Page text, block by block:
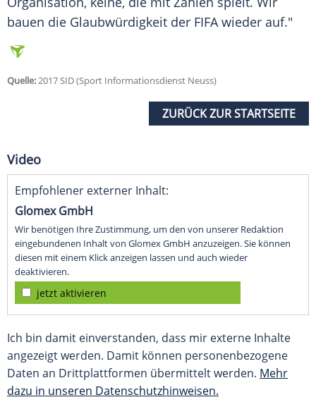
bauen die Glaubwürdigkeit der FIFAwieder auf."
Quelle:2017 SID (Sport Informationsdienst Neuss)
ZURÜCK ZUR STARTSEITE
Video
Empfohlener externer Inhalt:
Glomex GmbH
Wir benötigen Ihre Zustimmung, um den von unserer Redaktion
eingebundenen Inhalt von Glomex GmbH anzuzeigen. Sie können
diesen mit einem Klick anzeigen lassen und auch wieder
deaktivieren.
jetzt aktivieren
Ich bin damit einverstanden, dass mir externe Inhalte
angezeigt werden. Damit können personenbezogene
Daten an Drittplattformen übermittelt werden. Mehr
dazu in unseren Datenschutzhinweisen.